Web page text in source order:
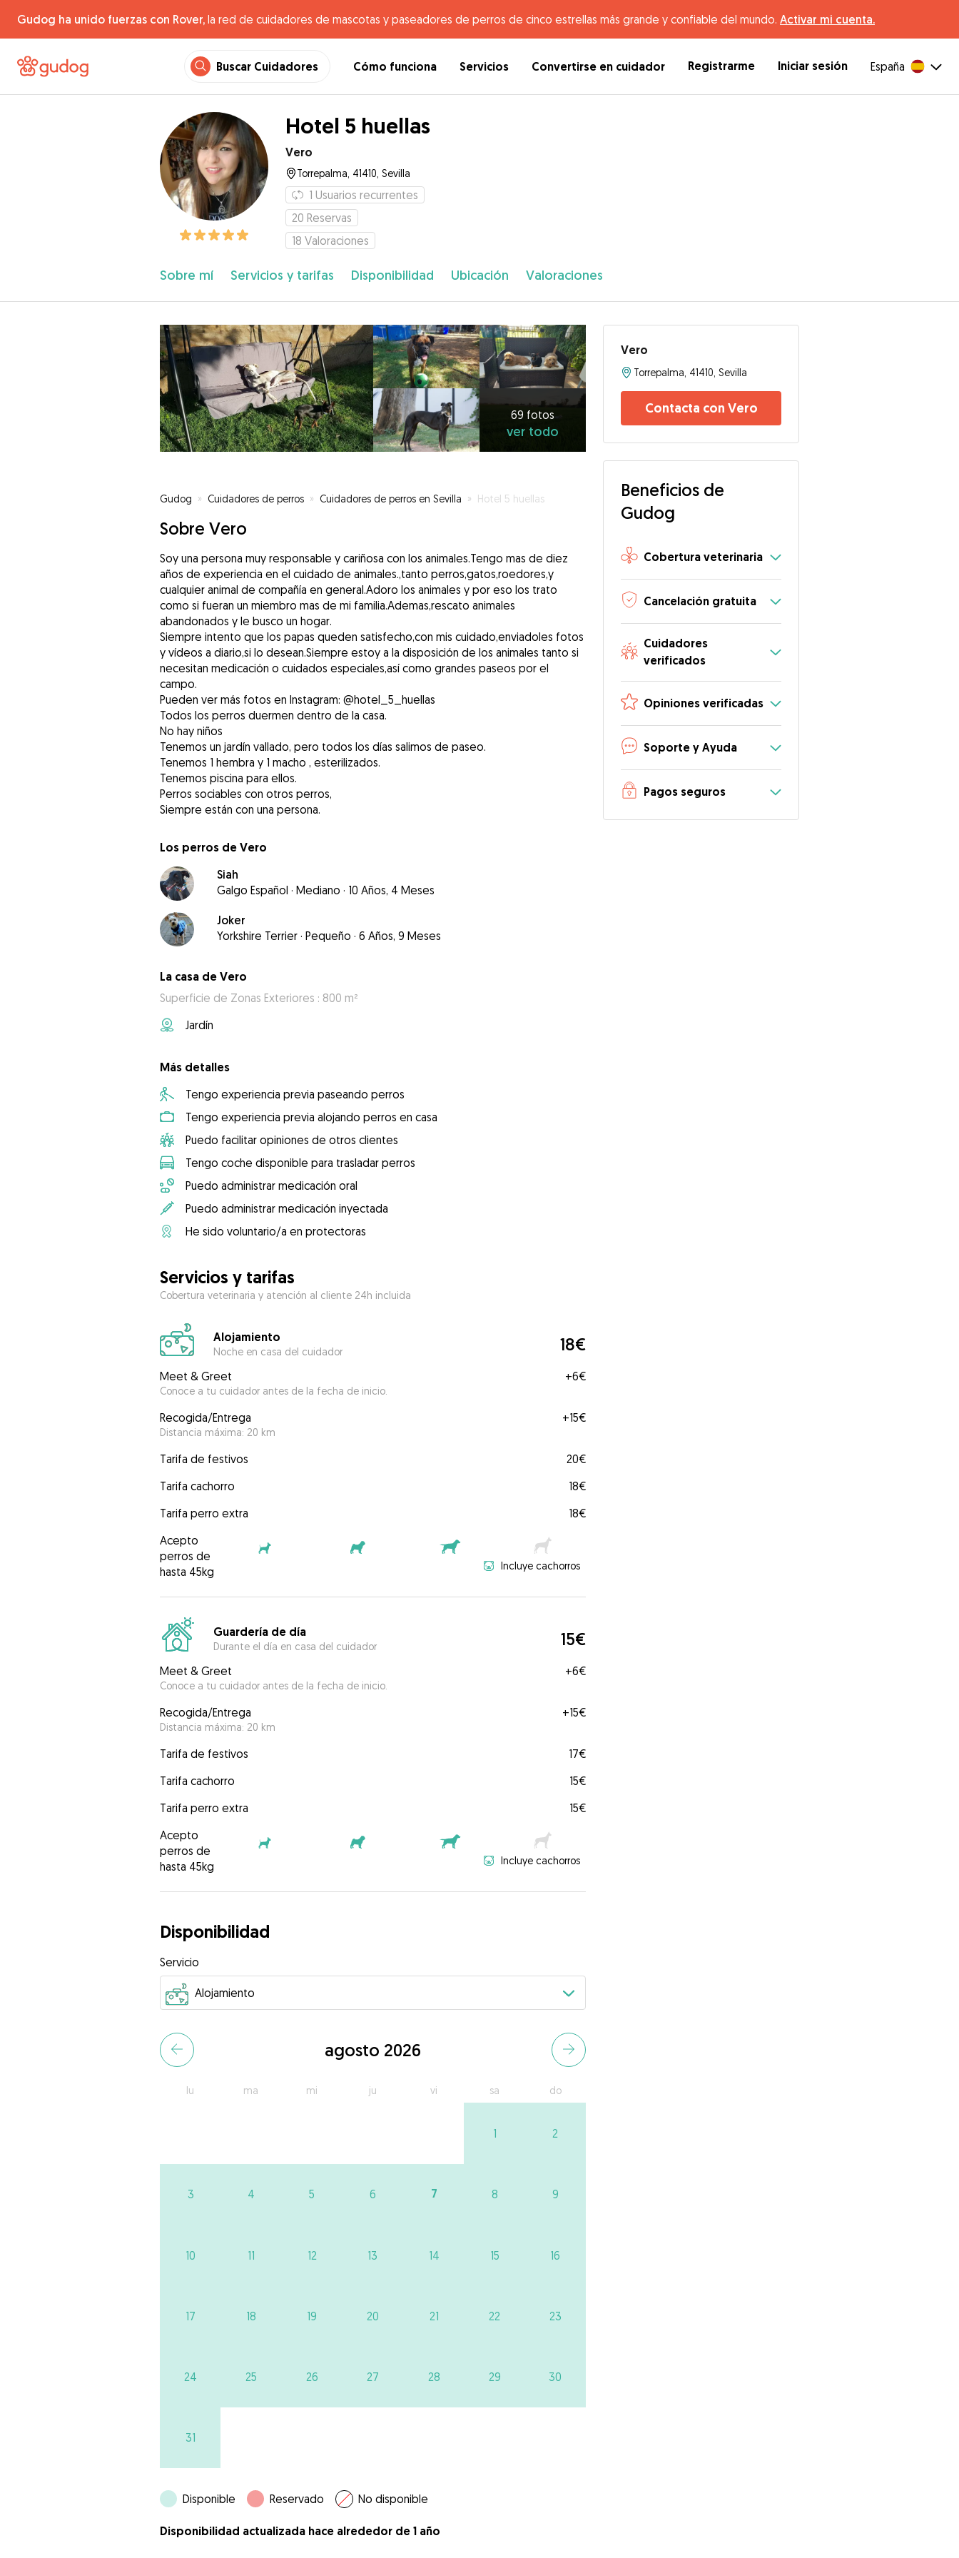
Gudog ha unido fuerzas con Rover, la red de cuidadores de mascotas y paseadores de perros de cinco estrellas más grande y confiable del mundo. Activar mi cuenta.
Buscar Cuidadores Cómo funciona Servicios Convertirse en cuidador Registrarme Iniciar sesión España
Hotel 5 huellas
Vero
Torrepalma, 41410, Sevilla
1 Usuarios recurrentes
20 Reservas
18 Valoraciones
Sobre mí Servicios y tarifas Disponibilidad Ubicación Valoraciones
69 fotos
ver todo
Gudog » Cuidadores de perros » Cuidadores de perros en Sevilla » Hotel 5 huellas
Sobre Vero
Soy una persona muy responsable y cariñosa con los animales.Tengo mas de diez
años de experiencia en el cuidado de animales.,tanto perros,gatos,roedores,y
cualquier animal de compañía en general.Adoro los animales y por eso los trato
como si fueran un miembro mas de mi familia.Ademas,rescato animales
abandonados y le busco un hogar.
Siempre intento que los papas queden satisfecho,con mis cuidado,enviadoles fotos
y vídeos a diario,si lo desean.Siempre estoy a la disposición de los animales tanto si
necesitan medicación o cuidados especiales,así como grandes paseos por el
campo.
Pueden ver más fotos en Instagram: @hotel_5_huellas
Todos los perros duermen dentro de la casa.
No hay niños
Tenemos un jardín vallado, pero todos los días salimos de paseo.
Tenemos 1 hembra y 1 macho , esterilizados.
Tenemos piscina para ellos.
Perros sociables con otros perros,
Siempre están con una persona.
Los perros de Vero
Siah
Galgo Español · Mediano · 10 Años, 4 Meses
Joker
Yorkshire Terrier · Pequeño · 6 Años, 9 Meses
La casa de Vero
Superficie de Zonas Exteriores : 800 m²
Jardín
Más detalles
Tengo experiencia previa paseando perros
Tengo experiencia previa alojando perros en casa
Puedo facilitar opiniones de otros clientes
Tengo coche disponible para trasladar perros
Puedo administrar medicación oral
Puedo administrar medicación inyectada
He sido voluntario/a en protectoras
Servicios y tarifas
Cobertura veterinaria y atención al cliente 24h incluida
Alojamiento
Noche en casa del cuidador 18€
Meet & Greet
Conoce a tu cuidador antes de la fecha de inicio.
+6€
Recogida/Entrega
Distancia máxima: 20 km
+15€
Tarifa de festivos
20€
Tarifa cachorro
18€
Tarifa perro extra
18€
Acepto
perros de
hasta 45kg
Incluye cachorros
Guardería de día
Durante el día en casa del cuidador 15€
Meet & Greet
Conoce a tu cuidador antes de la fecha de inicio.
+6€
Recogida/Entrega
Distancia máxima: 20 km
+15€
Tarifa de festivos
17€
Tarifa cachorro
15€
Tarifa perro extra
15€
Acepto
perros de
hasta 45kg
Incluye cachorros
Disponibilidad
Servicio
agosto 2026
lu ma mi ju vi sa do
1 2
3 4 5 6 7 8 9
10 11 12 13 14 15 16
17 18 19 20 21 22 23
24 25 26 27 28 29 30
31
Disponible Reservado No disponible
Disponibilidad actualizada hace alrededor de 1 año
Vero
Torrepalma, 41410, Sevilla
Contacta con Vero
Beneficios de
Gudog
Cobertura veterinaria
Cancelación gratuita
Cuidadores
verificados
Opiniones verificadas
Soporte y Ayuda
Pagos seguros